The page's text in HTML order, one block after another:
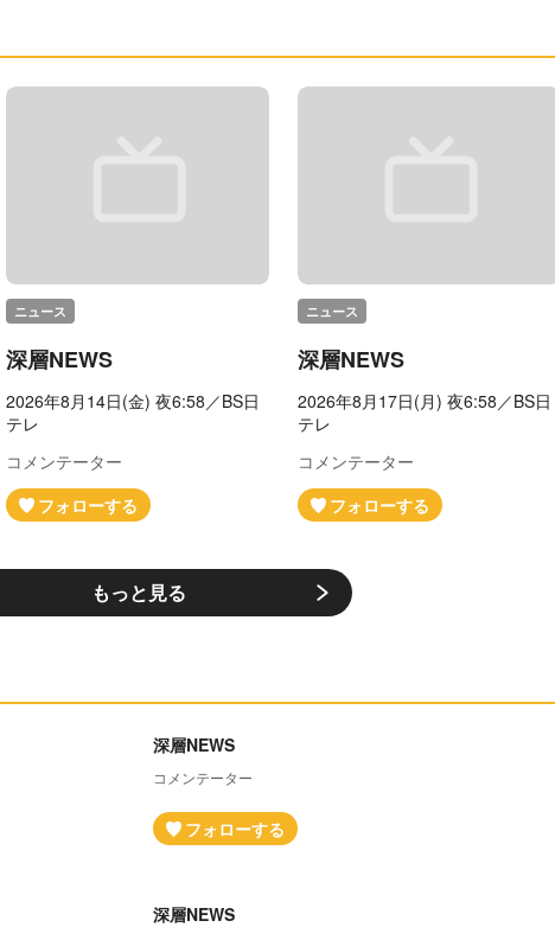
ニュース
深層NEWS
2026年8月14日(金) 夜6:58／BS日
テレ
コメンテーター
ニュース
深層NEWS
2026年8月17日(月) 夜6:58／BS日
テレ
コメンテーター
もっと見る
深層NEWS
コメンテーター
深層NEWS